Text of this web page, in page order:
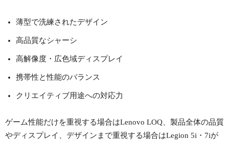
薄型で洗練されたデザイン
高品質なシャーシ
高解像度・広色域ディスプレイ
携帯性と性能のバランス
クリエイティブ用途への対応力
ゲーム性能だけを重視する場合はLenovo LOQ、製品全体の品質
やディスプレイ、デザインまで重視する場合はLegion 5i・7iが